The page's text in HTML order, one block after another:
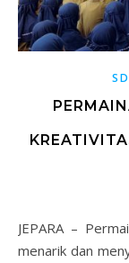
JEPARA – Permainan trik tangan menjadi perhatian yang
menarik dan